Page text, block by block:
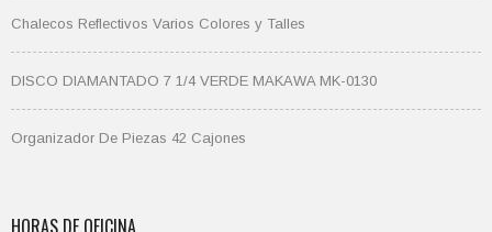
Chalecos Reflectivos Varios Colores y Talles
DISCO DIAMANTADO 7 1/4 VERDE MAKAWA MK-0130
Organizador De Piezas 42 Cajones
HORAS DE OFICINA